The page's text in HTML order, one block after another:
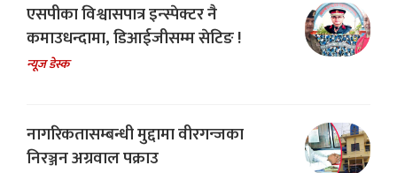
एसपीका विश्वासपात्र इन्स्पेक्टर नै
कमाउधन्दामा, डिआईजीसम्म सेटिङ !
न्यूज डेस्क
नागरिकतासम्बन्धी मुद्दामा वीरगन्जका
निरञ्जन अग्रवाल पक्राउ